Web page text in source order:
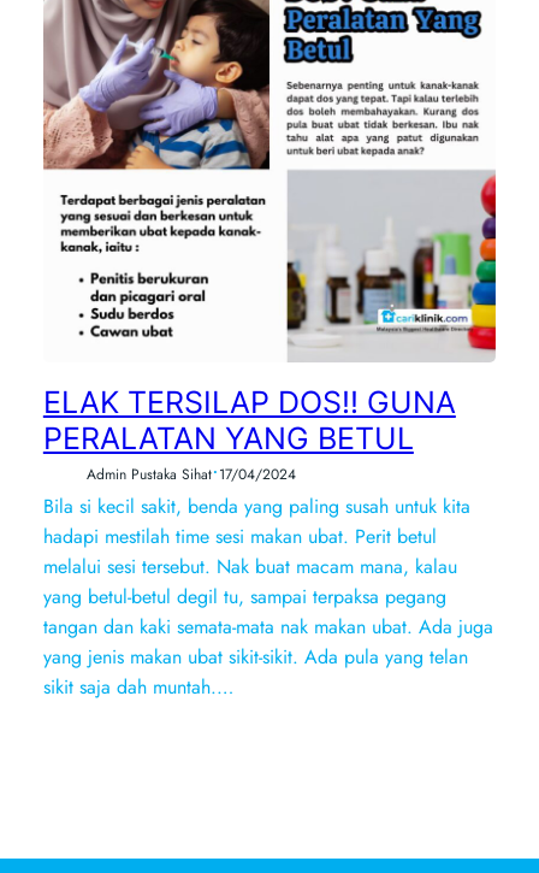
ELAK TERSILAP DOS!! GUNA
PERALATAN YANG BETUL
Admin Pustaka Sihat•17/04/2024
Bila si kecil sakit, benda yang paling susah untuk kita
hadapi mestilah time sesi makan ubat. Perit betul
melalui sesi tersebut. Nak buat macam mana, kalau
yang betul-betul degil tu, sampai terpaksa pegang
tangan dan kaki semata-mata nak makan ubat. Ada juga
yang jenis makan ubat sikit-sikit. Ada pula yang telan
sikit saja dah muntah.…